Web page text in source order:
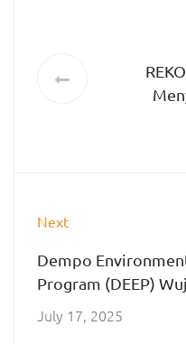
Next
Dempo
Program (DEEP)
Dempoers terhadap
dalam Persaudaraan
July 17, 2025